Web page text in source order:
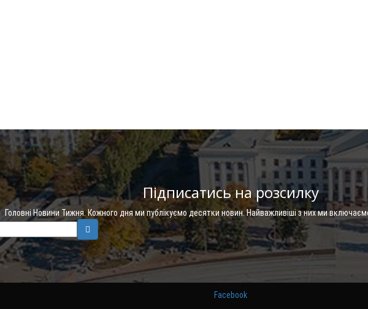
Підписатись на розсилку
Головні Новини Тижня. Кожного дня ми публікуємо десятки новин. Найважливіші з них ми
Facebook